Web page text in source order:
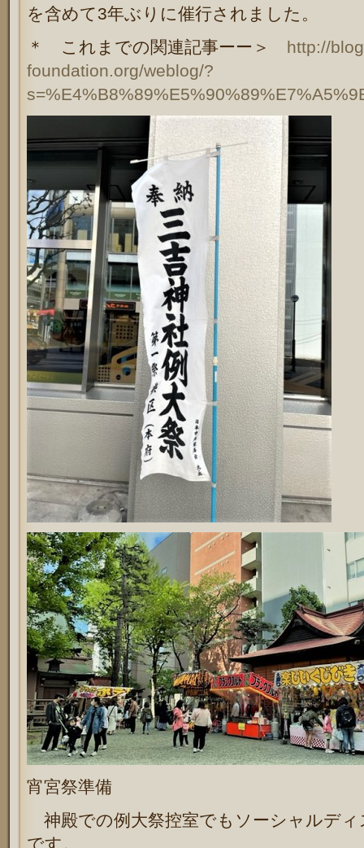
を含めて3年ぶりに催行されました。
＊ これまでの関連記事ーー＞ http://
foundation.org/weblog/?
宵宮祭準備
神殿での例大祭控室でもソーシャルデ
です。